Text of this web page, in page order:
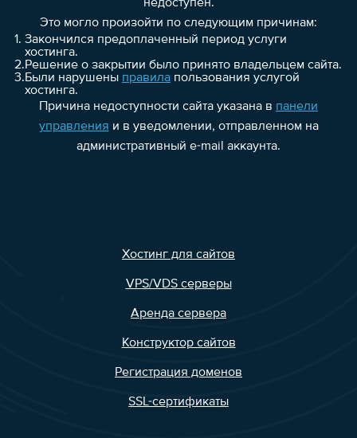
недоступен.
Это могло произойти по следующим причинам:
1. Закончился предоплаченный период услуги
хостинга.
2.Решение о закрытии было принято владельцем сайта.
3.Были нарушены правилапользования услугой
хостинга.
Причина недоступности сайта указана в панели
управления и в уведомлении, отправленном на
административный e-mail аккаунта.
Хостинг для сайтов
VPS/VDS серверы
Аренда сервера
Конструктор сайтов
Регистрация доменов
SSL-сертификаты